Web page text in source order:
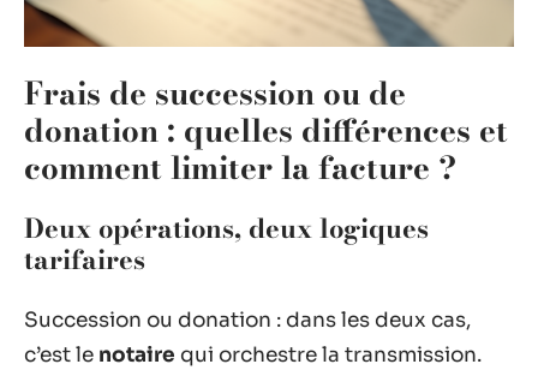
Frais de succession ou de
donation : quelles différences et
comment limiter la facture ?
Deux opérations, deux logiques
tarifaires
Succession ou donation : dans les deux cas,
c’est le notaire qui orchestre la transmission.